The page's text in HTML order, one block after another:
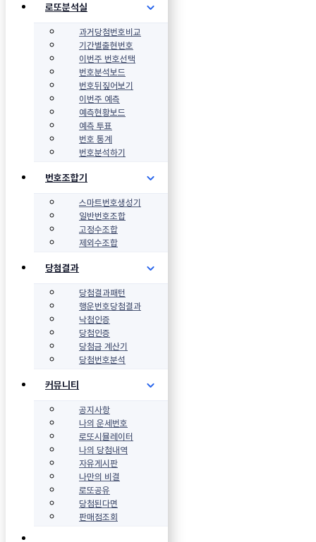
로또분석실
과거당첨번호비교
기간별출현번호
이번주 번호선택
번호분석보드
번호뒤짚어보기
이번주 예측
예측현황보드
예측 투표
번호 통계
번호분석하기
번호조합기
스마트번호생성기
일반번호조합
고정수조합
제외수조합
당첨결과
당첨결과패턴
행운번호당첨결과
낙첨인증
당첨인증
당첨금 계산기
당첨번호분석
커뮤니티
공지사항
나의 운세번호
로또시뮬레이터
나의 당첨내역
자유게시판
나만의 비결
로또공유
당첨된다면
판매점조회